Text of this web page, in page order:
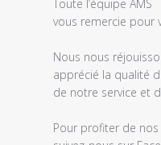
propriétaire
magasin
l'examen
Toute l’équipe AMS
vous remercie pour
Nous nous
apprécié la qualité
de notre service et
Pour profiter de nos